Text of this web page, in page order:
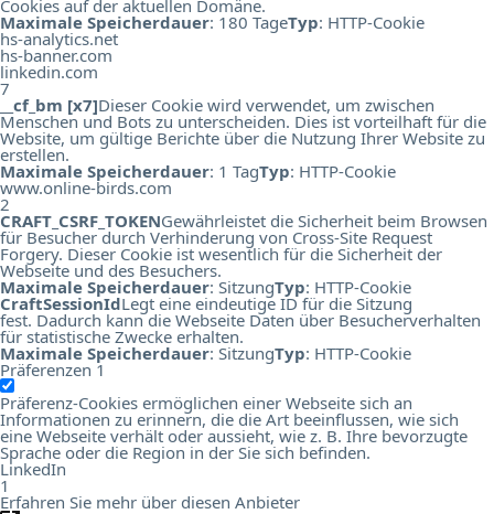
Cookies auf der aktuellen Domäne.
Maximale Speicherdauer: 180 TageTyp: HTTP-Cookie
hs-analytics.net
hs-banner.com
linkedin.com
7
__cf_bm [x7]Dieser Cookie wird verwendet, um zwischen
Menschen und Bots zu unterscheiden. Dies ist vorteilhaft für die
Website, um gültige Berichte über die Nutzung Ihrer Website zu
erstellen.
Maximale Speicherdauer: 1 TagTyp: HTTP-Cookie
www.online-birds.com
2
CRAFT_CSRF_TOKENGewährleistet die Sicherheit beim Browsen
für Besucher durch Verhinderung von Cross-Site Request
Forgery. Dieser Cookie ist wesentlich für die Sicherheit der
Webseite und des Besuchers.
Maximale Speicherdauer: SitzungTyp: HTTP-Cookie
CraftSessionIdLegt eine eindeutige ID für die Sitzung
fest. Dadurch kann die Webseite Daten über Besucherverhalten
für statistische Zwecke erhalten.
Maximale Speicherdauer: SitzungTyp: HTTP-Cookie
Präferenzen 1
Präferenz-Cookies ermöglichen einer Webseite sich an
Informationen zu erinnern, die die Art beeinflussen, wie sich
eine Webseite verhält oder aussieht, wie z. B. Ihre bevorzugte
Sprache oder die Region in der Sie sich befinden.
LinkedIn
1
Erfahren Sie mehr über diesen Anbieter